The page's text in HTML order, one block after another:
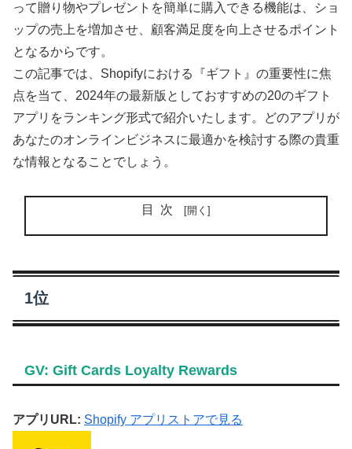
って贈り物やプレゼントを簡単に購入できる機能は、ショ
ップの売上を増加させ、顧客満足度を向上させるポイント
となるからです。
この記事では、Shopifyにおける『ギフト』の重要性に焦
点を当て、2024年の最新版としておすすめの20のギフト
アプリをランキング形式で紹介いたします。どのアプリが
あなたのオンラインビジネスに最適かを検討する際の貴重
な情報となることでしょう。
目次
1位
GV: Gift Cards Loyalty Rewards
アプリURL: Shopify アプリストアで見る